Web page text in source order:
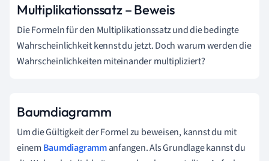
Multiplikationssatz – Beweis
Die Formeln für den Multiplikationssatz und die bedingte
Wahrscheinlichkeit kennst du jetzt. Doch warum werden die
Wahrscheinlichkeiten miteinander multipliziert?
Baumdiagramm
Um die Gültigkeit der Formel zu beweisen, kannst du mit
einem Baumdiagrammanfangen. Als Grundlage kannst du